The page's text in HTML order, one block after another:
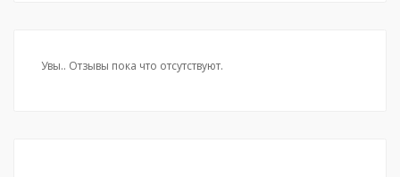
Увы.. Отзывы пока что отсутствуют.